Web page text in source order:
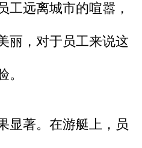
工远离城市的喧嚣，
丽，对于员工来说这
。
显著。在游艇上，员